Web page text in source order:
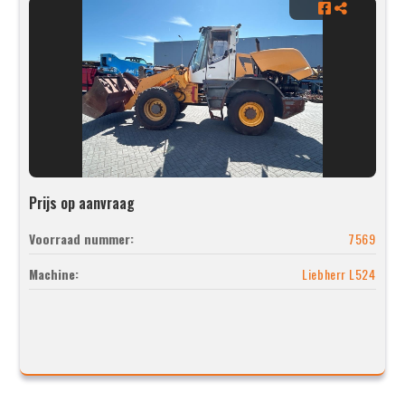
Prijs op aanvraag
Voorraad nummer:
7569
Machine:
Liebherr L524